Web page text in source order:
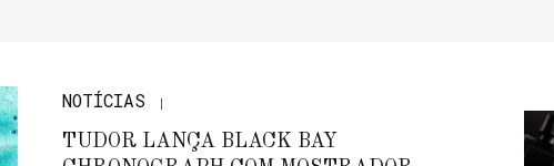
NOTÍCIAS
TUDOR LANÇA BLACK BAY